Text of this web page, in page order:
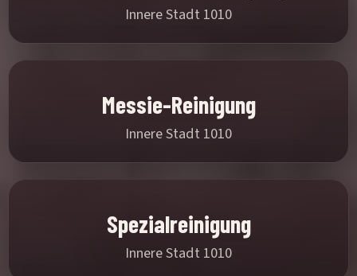
Innere Stadt 1010
Messie-Reinigung
Innere Stadt 1010
Spezialreinigung
Innere Stadt 1010